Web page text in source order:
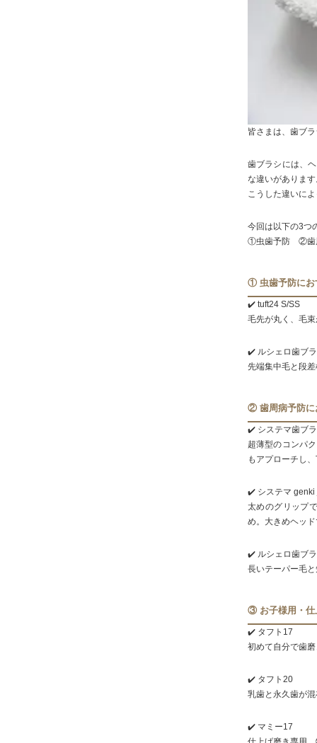
皆さまは、歯ブ
歯ブラシには、
な違いがありま
こうした違いに
今回は以下の3つ
①虫歯予防 ②歯
① 虫歯予防にお
✔️ tuft24 S/SS
毛先が丸く、毛
✔️ ルシェロ歯ブ
先端集中毛と段
② 歯周病予防に
✔️ システマ歯ブ
超薄型のコンパ
もアプローチし
✔️ システマ genki
太めのグリップ
め。大きめヘッ
✔️ ルシェロ歯ブ
長いテーパー毛
③ お子様用・仕
✔️ タフト17
初めて自分で歯
✔️ タフト20
乳歯と永久歯が
✔️ マミー17